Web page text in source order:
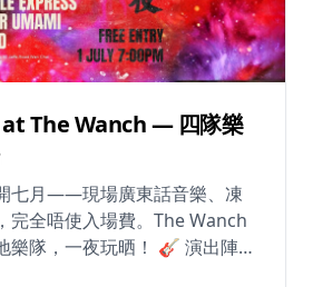
The Wanch — 四隊樂
七月——現場廣東話音樂、凍
完全唔使入場費。The Wanch
一夜玩晒！ 🎸 演出陣